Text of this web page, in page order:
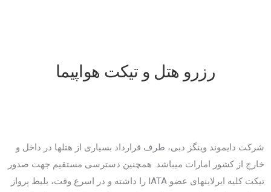
رزرو هتل و تیکت هواپیما
شرکت دایموند وینگز دبی، طرف قرارداد بسیاری از هتلها در داخل و
خارج از کشور امارات میباشد. همچنین دسترسی مستقیم جهت صدور
تیکت کلیه ایرلاینهای عضو IATA را داشته و در اسرع وقت، بلیط پرواز